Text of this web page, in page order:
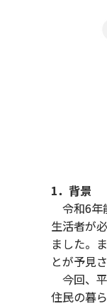
1．背景
令和6年
生活者が
ました。
とが予見
今回、
住民の暮